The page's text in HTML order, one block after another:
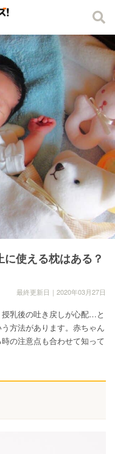
使える枕はある？
最終更新日｜2020年03月27日
乳後の吐き戻しが心配…と
方法があります。赤ちゃん
の注意点も合わせて知って